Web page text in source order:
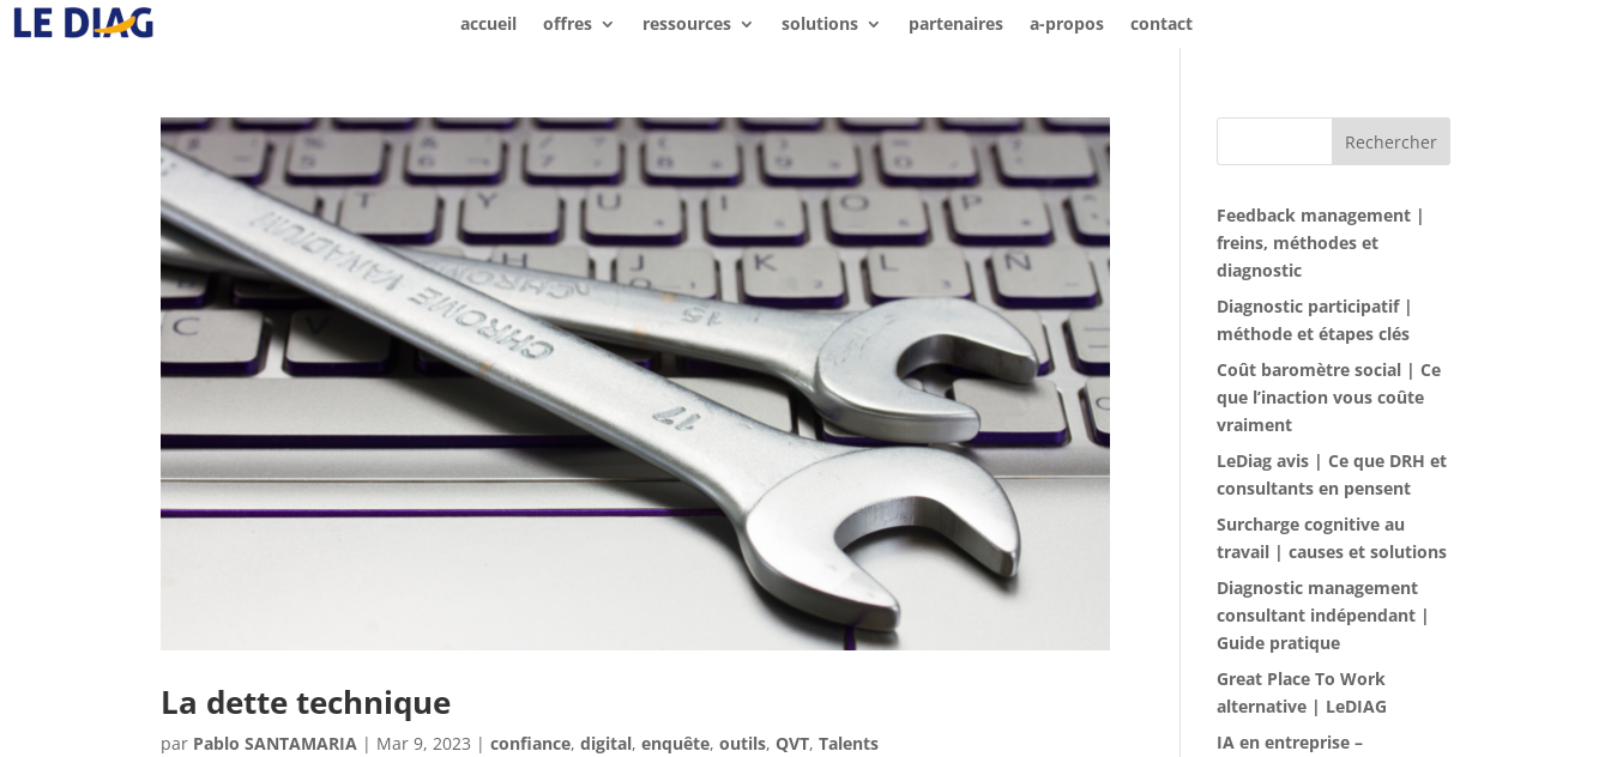
accueil offres ressources solutions partenaires a-propos contact
La dette technique
par Pablo SANTAMARIA | Mar 9, 2023 |confiance,digital,enquête,outils,QVT,Talents
Rechercher
Feedback management |
freins, méthodes et
diagnostic
Diagnostic participatif |
méthode et étapes clés
Coût baromètre social | Ce
que l’inaction vous coûte
vraiment
LeDiag avis | Ce que DRH et
consultants en pensent
Surcharge cognitive au
travail | causes et solutions
Diagnostic management
consultant indépendant |
Guide pratique
Great Place To Work
alternative | LeDIAG
IA en entreprise –